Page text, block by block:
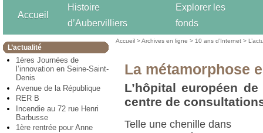
Accueil
Histoire
d’Aubervilliers
Explorer les
fonds
L’actualité
1ères Journées de
l’innovation en Seine-Saint-
Denis
Avenue de la République
RER B
Incendie au 72 rue Henri
Barbusse
1ère rentrée pour Anne
Accueil >Archives en ligne > 10 ans d’Internet >
La métamorphose
L’hôpital européen
centre de
Telle une chenille dans